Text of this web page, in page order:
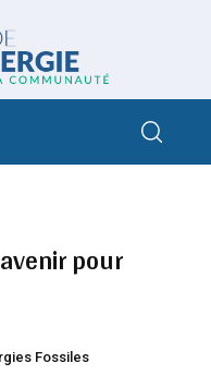
pour
Fossiles